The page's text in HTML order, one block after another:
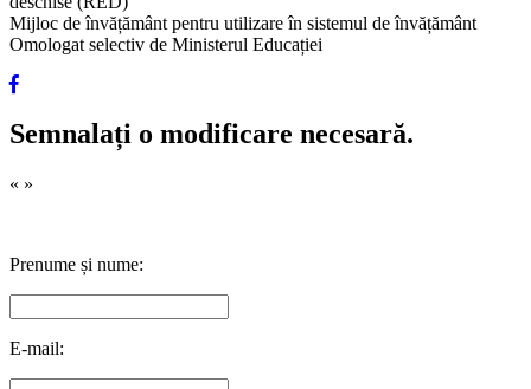
Mijloc de învățământ pentru utilizare în sistemul de învățământ
Omologat selectiv de Ministerul Educației
Semnalați o modificare necesară.
« »
Prenume și nume:
E-mail: